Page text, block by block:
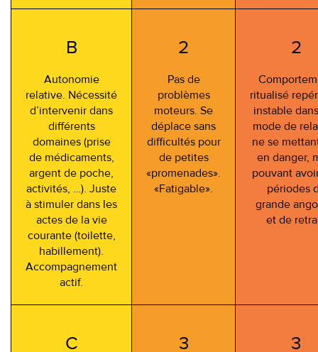
B
Autonomie
relative. Nécessité
d’intervenir dans
différents
domaines (prise
de médicaments,
argent de poche,
activités, …). Juste
à stimuler dans les
actes de la vie
courante (toilette,
habillement).
Accompagnement
actif.
2
Pas de
problèmes
moteurs. Se
déplace sans
difficultés pour
de petites
«promenades».
«Fatigable».
2
ritualisé
instable
mode de
ne se
en danger,
pouvant
périodes
grande
et de
C 3 3